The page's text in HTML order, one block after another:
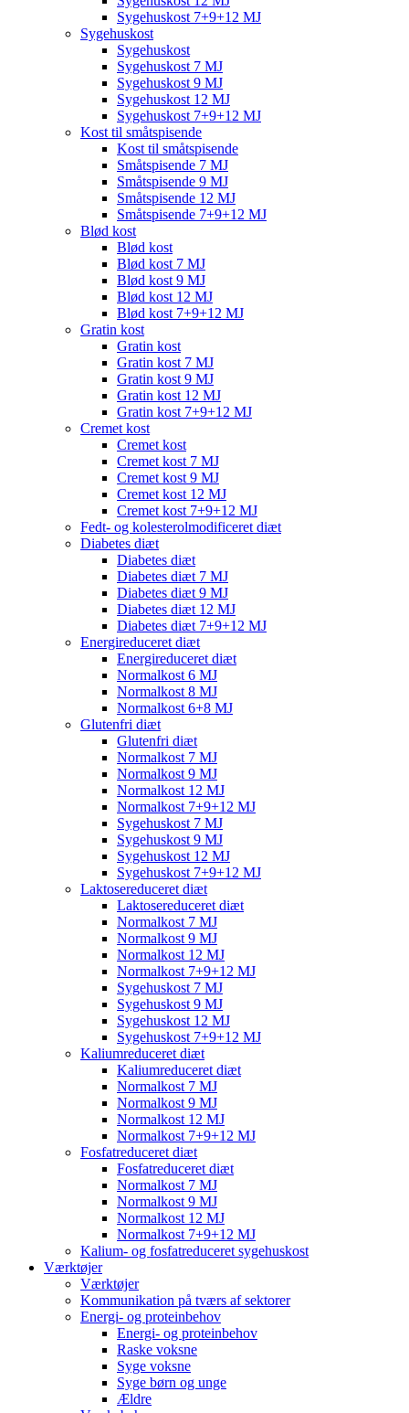
Sygehuskost 7+9+12 MJ
Sygehuskost
Sygehuskost
Sygehuskost 7 MJ
Sygehuskost 9 MJ
Sygehuskost 12 MJ
Sygehuskost 7+9+12 MJ
Kost til småtspisende
Kost til småtspisende
Småtspisende 7 MJ
Småtspisende 9 MJ
Småtspisende 12 MJ
Småtspisende 7+9+12 MJ
Blød kost
Blød kost
Blød kost 7 MJ
Blød kost 9 MJ
Blød kost 12 MJ
Blød kost 7+9+12 MJ
Gratin kost
Gratin kost
Gratin kost 7 MJ
Gratin kost 9 MJ
Gratin kost 12 MJ
Gratin kost 7+9+12 MJ
Cremet kost
Cremet kost
Cremet kost 7 MJ
Cremet kost 9 MJ
Cremet kost 12 MJ
Cremet kost 7+9+12 MJ
Fedt- og kolesterolmodificeret diæt
Diabetes diæt
Diabetes diæt
Diabetes diæt 7 MJ
Diabetes diæt 9 MJ
Diabetes diæt 12 MJ
Diabetes diæt 7+9+12 MJ
Energireduceret diæt
Energireduceret diæt
Normalkost 6 MJ
Normalkost 8 MJ
Normalkost 6+8 MJ
Glutenfri diæt
Glutenfri diæt
Normalkost 7 MJ
Normalkost 9 MJ
Normalkost 12 MJ
Normalkost 7+9+12 MJ
Sygehuskost 7 MJ
Sygehuskost 9 MJ
Sygehuskost 12 MJ
Sygehuskost 7+9+12 MJ
Laktosereduceret diæt
Laktosereduceret diæt
Normalkost 7 MJ
Normalkost 9 MJ
Normalkost 12 MJ
Normalkost 7+9+12 MJ
Sygehuskost 7 MJ
Sygehuskost 9 MJ
Sygehuskost 12 MJ
Sygehuskost 7+9+12 MJ
Kaliumreduceret diæt
Kaliumreduceret diæt
Normalkost 7 MJ
Normalkost 9 MJ
Normalkost 12 MJ
Normalkost 7+9+12 MJ
Fosfatreduceret diæt
Fosfatreduceret diæt
Normalkost 7 MJ
Normalkost 9 MJ
Normalkost 12 MJ
Normalkost 7+9+12 MJ
Kalium- og fosfatreduceret sygehuskost
Værktøjer
Værktøjer
Kommunikation på tværs af sektorer
Energi- og proteinbehov
Energi- og proteinbehov
Raske voksne
Syge voksne
Syge børn og unge
Ældre